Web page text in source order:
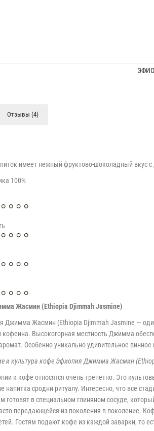
Отзывы (4)
имеет нежный фруктово-шоколадный вкус
100%
Жасмин (Ethiopia Djimmah Jasmine)
Джимма Жасмин (Ethiopia Djimmah Jasmine —
Высокогорная местность Джимма
Особенно уникально удивительное
и культура кофе Эфиопия Джимма Жасмин
к кофе относятся очень трепетно. Это
напитка сродни ритуалу. Интересно, что все
готовят в специальном глиняном сосуде,
передающейся из поколения в поколение.
Гостям подают кофе из каждой заварки, то